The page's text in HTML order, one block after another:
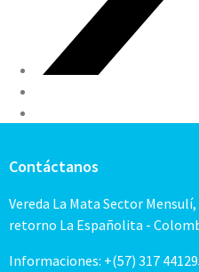
Contáctanos
Vereda La Mata Sector
retorno La Españolita -
Informaciones: +(57) 317